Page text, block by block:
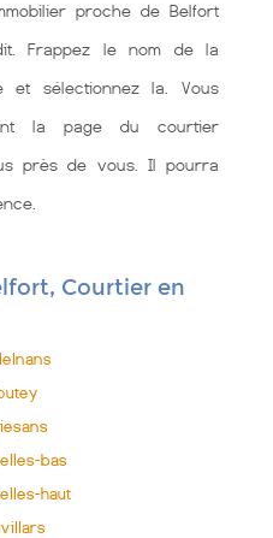
proche de Belfort
Frappez le nom de la
et sélectionnez la. Vous
la page du courtier
près de vous. Il pourra
Courtier en
bas
haut